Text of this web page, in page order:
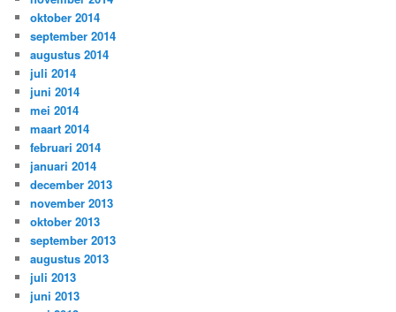
oktober 2014
september 2014
augustus 2014
juli 2014
juni 2014
mei 2014
maart 2014
februari 2014
januari 2014
december 2013
november 2013
oktober 2013
september 2013
augustus 2013
juli 2013
juni 2013